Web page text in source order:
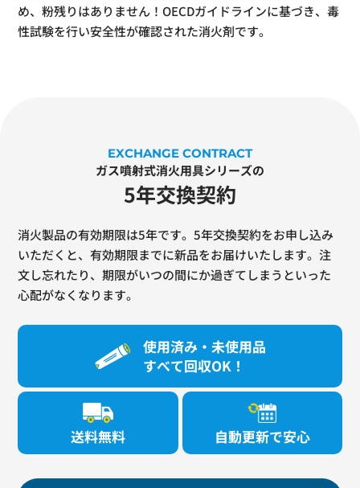
め、粉残りはありません！OECDガイドラインに基づき、毒
性試験を行い安全性が確認された消火剤です。
EXCHANGE CONTRACT
ガス噴射式消火用具シリーズの
5年交換契約
消火製品の有効期限は5年です。5年交換契約をお申し込み
いただくと、有効期限までに新品をお届けいたします。注
文し忘れたり、期限がいつの間にか過ぎてしまうといった
心配がなくなります。
使用済み・未使用品
すべて回収OK！
送料無料 自動更新で安心